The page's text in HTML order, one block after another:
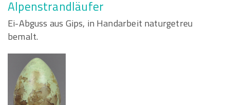
Alpenstrandläufer
Ei-Abguss aus Gips, in Handarbeit naturgetreu
bemalt.